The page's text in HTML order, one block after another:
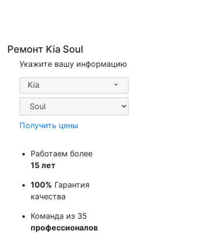
Ремонт Kia Soul
Укажите вашу информацию
Kia
Получить цены
Работаем более
15 лет
100% Гарантия
качества
Команда из 35
профессионалов